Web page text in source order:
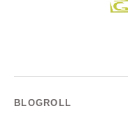
BLOGROLL